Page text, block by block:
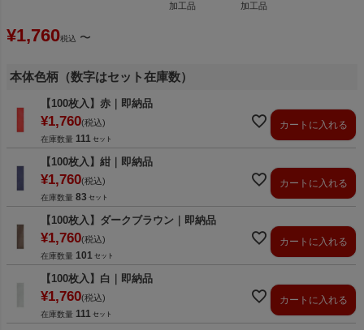
加工品
加工品
¥1,760税込 〜
本体色柄（数字はセット在庫数）
【100枚入】赤｜即納品
¥1,760 税込
在庫数量 111
カートに入れる
【100枚入】紺｜即納品
¥1,760 税込
在庫数量 83
カートに入れる
【100枚入】ダークブラウン｜即納品
¥1,760 税込
在庫数量 101
カートに入れる
【100枚入】白｜即納品
¥1,760 税込
在庫数量 111
カートに入れる